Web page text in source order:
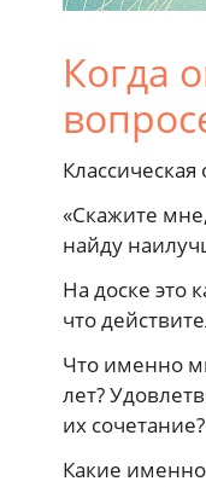
Когда
«Скажите
найду
На доске это
что
Что именно
лет?
их сочетание?
Какие